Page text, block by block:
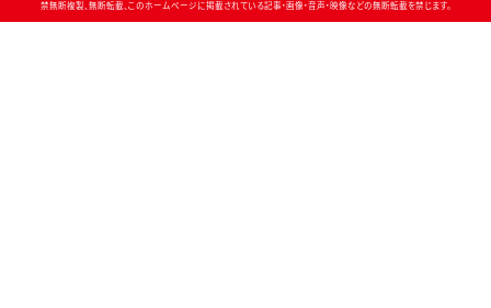
禁無断複製、無断転載、このホームページに掲載されている記事・画像・音声・映像などの無断転載を禁じます。